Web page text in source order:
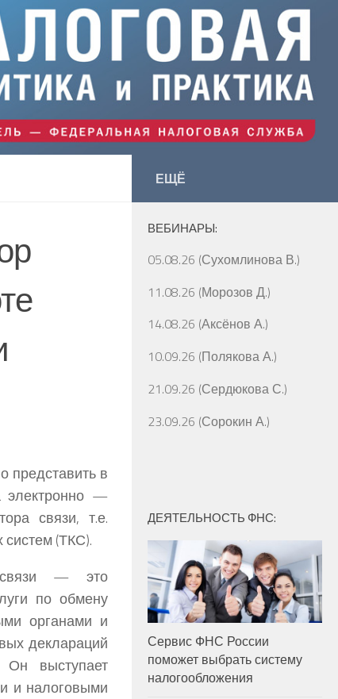
представить в
электронно —
связи, т.е.
(ТКС).
связи — это
по обмену
органами и
деклараций
выступает
и налоговыми
ЕЩЁ
ВЕБИНАРЫ:
05.08.26 (Сухомлинова В.)
11.08.26 (Морозов Д.)
14.08.26 (Аксёнов А.)
10.09.26 (Полякова А.)
21.09.26 (Сердюкова С.)
23.09.26 (Сорокин А.)
ДЕЯТЕЛЬНОСТЬ ФНС:
Сервис ФНС России
поможет выбрать систему
налогообложения